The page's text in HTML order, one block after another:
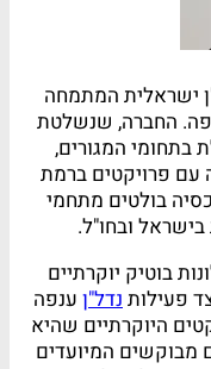
ישראלית המתמחה
החברה, שנשלטת
בתחומי המגורים,
עם פרויקטים ברמת
בולטים מתחמי
בישראל ובחו"ל.
בוטיק יוקרתיים
פעילותנדל"ן ענפה
היוקרתיים שהיא
מבוקשים המיועדים